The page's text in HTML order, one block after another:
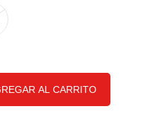
AL CARRITO